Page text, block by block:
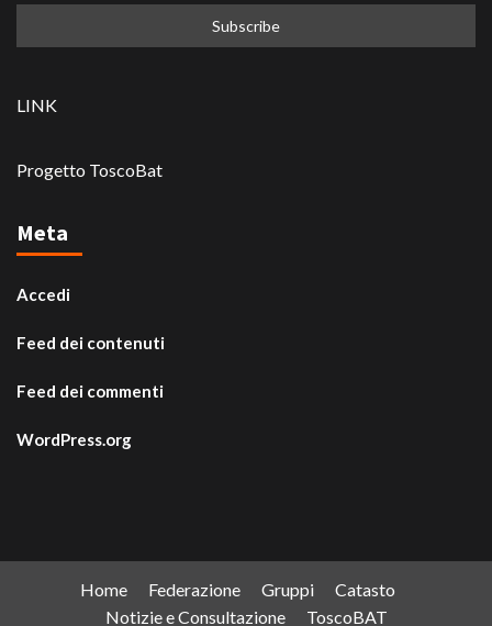
LINK
Progetto ToscoBat
Meta
Accedi
Feed dei contenuti
Feed dei commenti
WordPress.org
Home Federazione Gruppi
Catasto
Notizie e Consultazione
ToscoBAT